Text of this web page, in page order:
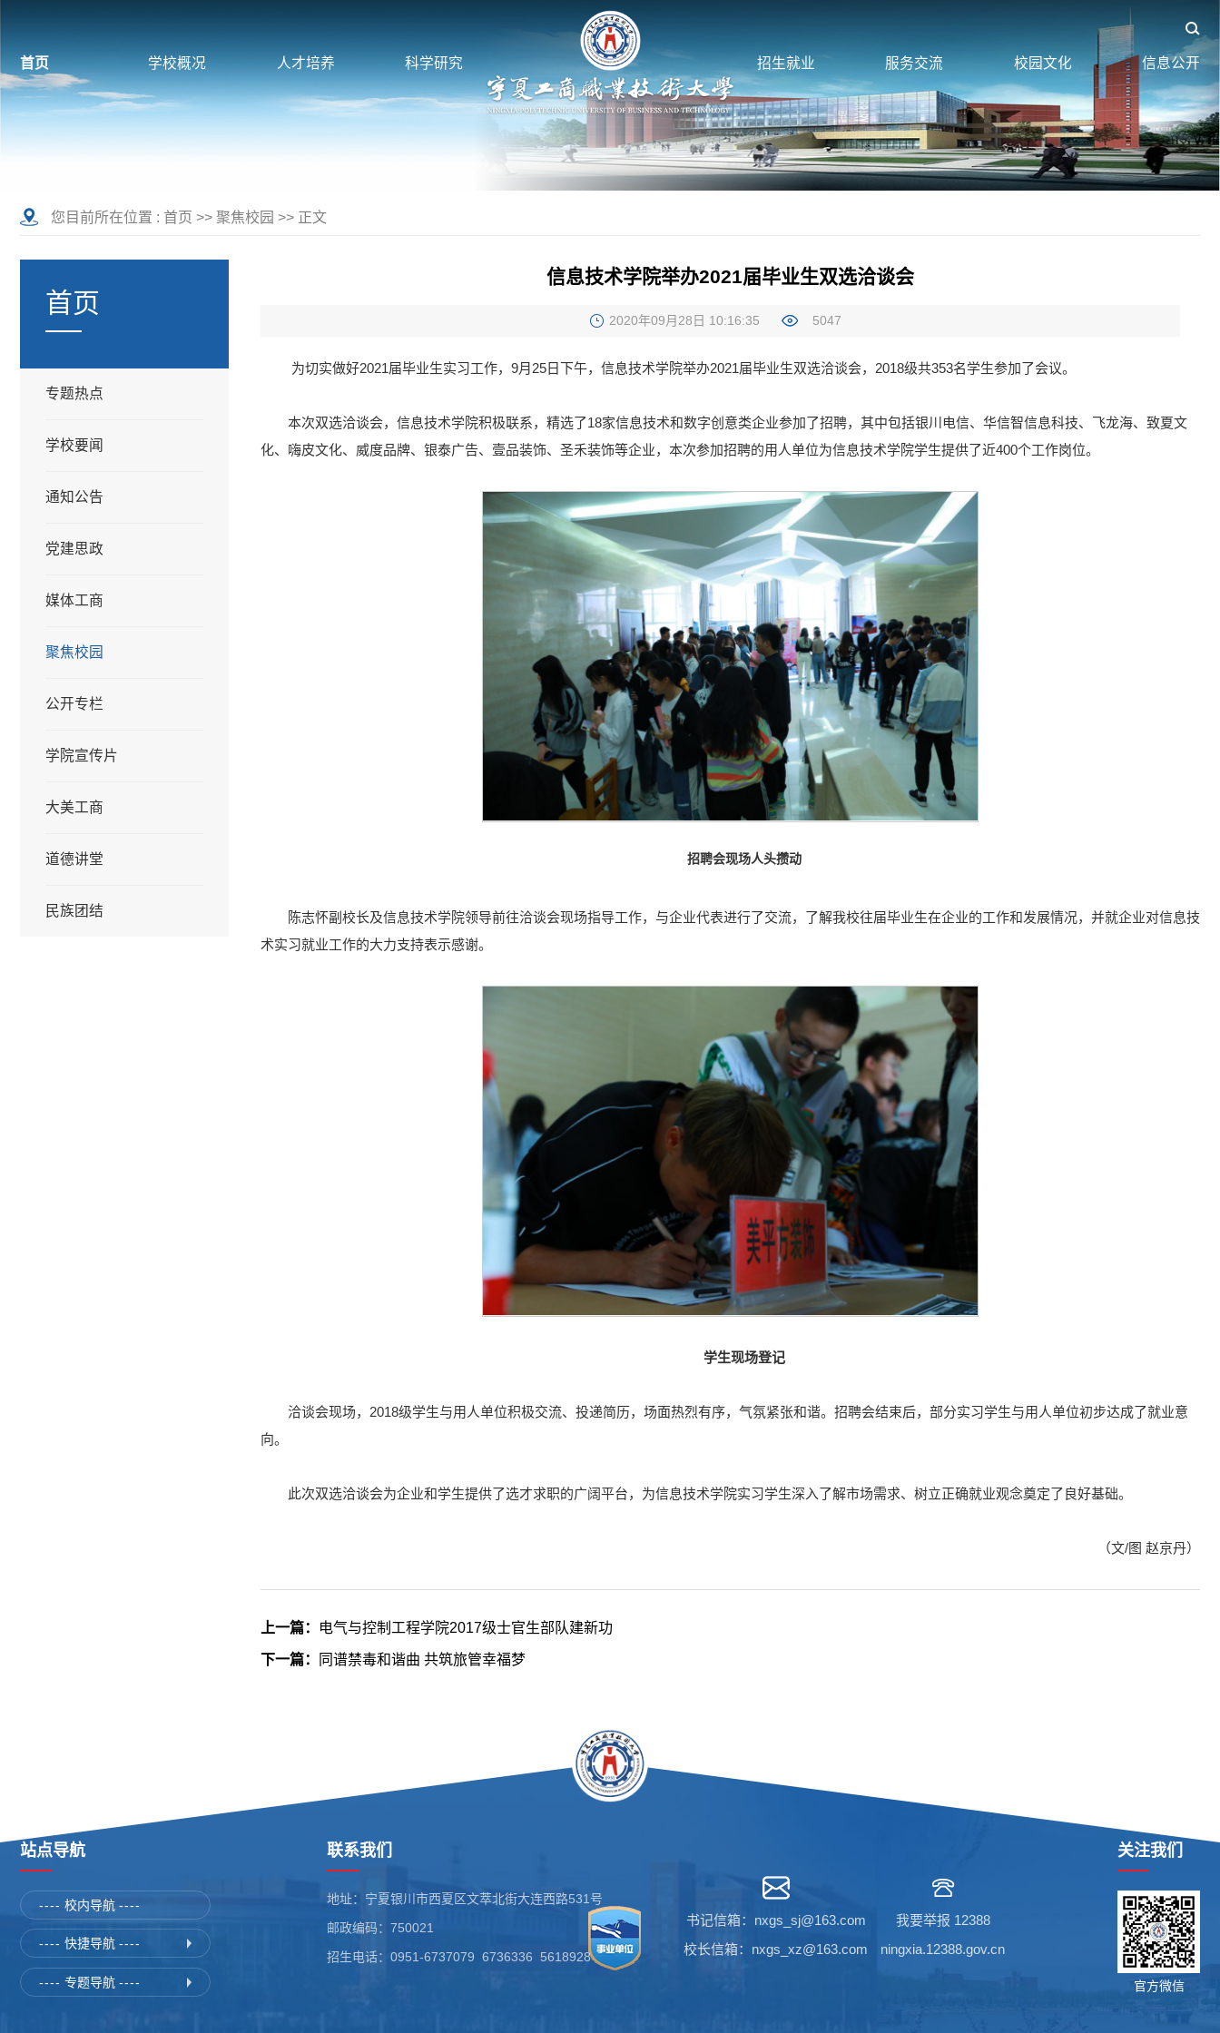
首页 学校概况 人才培养 科学研究 招生就业 服务交流 校园文化 信息公开
您目前所在位置 : 首页 >> 聚焦校园 >> 正文
首页
专题热点
学校要闻
通知公告
党建思政
媒体工商
聚焦校园
公开专栏
学院宣传片
大美工商
道德讲堂
民族团结
信息技术学院举办2021届毕业生双选洽谈会
2020年09月28日 10:16:35 5047
为切实做好2021届毕业生实习工作，9月25日下午，信息技术学院举办2021届毕业生双选洽谈会，2018级共353名学生参加了会议。
本次双选洽谈会，信息技术学院积极联系，精选了18家信息技术和数字创意类企业参加了招聘，其中包括银川电信、华信智信息科技、飞龙海、致夏文
化、嗨皮文化、威度品牌、银泰广告、壹品装饰、圣禾装饰等企业，本次参加招聘的用人单位为信息技术学院学生提供了近400个工作岗位。
招聘会现场人头攒动
陈志怀副校长及信息技术学院领导前往洽谈会现场指导工作，与企业代表进行了交流，了解我校往届毕业生在企业的工作和发展情况，并就企业对信息技
术实习就业工作的大力支持表示感谢。
学生现场登记
洽谈会现场，2018级学生与用人单位积极交流、投递简历，场面热烈有序，气氛紧张和谐。招聘会结束后，部分实习学生与用人单位初步达成了就业意
向。
此次双选洽谈会为企业和学生提供了选才求职的广阔平台，为信息技术学院实习学生深入了解市场需求、树立正确就业观念奠定了良好基础。
（文/图 赵京丹）
上一篇： 电气与控制工程学院2017级士官生部队建新功
下一篇： 同谱禁毒和谐曲 共筑旅管幸福梦
站点导航
---- 校内导航 ----
---- 快捷导航 ----
---- 专题导航 ----
联系我们
地址：宁夏银川市西夏区文萃北街大连西路531号
邮政编码：750021
招生电话：0951-6737079 6736336 5618928
书记信箱：nxgs_sj@163.com
校长信箱：nxgs_xz@163.com
我要举报 12388
ningxia.12388.gov.cn
关注我们
官方微信